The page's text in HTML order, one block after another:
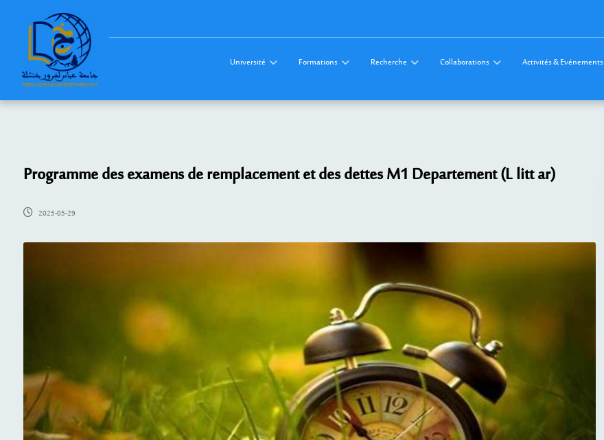
Université Formations Recherche Collaborations Activités & Evénements
Programme des examens de remplacement et des dettes M1 Departement (L litt ar)
2025-05-29